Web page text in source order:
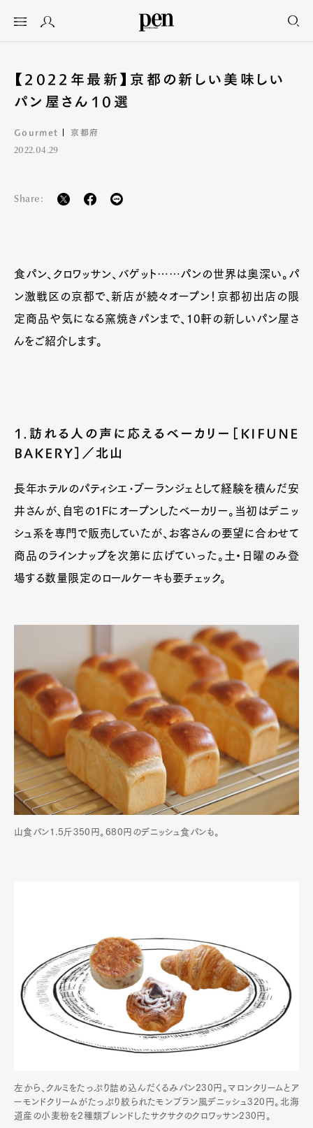
【2022年最新】京都の新しい美味しい
パン屋さん10選
Gourmet 京都府
2022.04.29
Share:
食パン、クロワッサン、バゲット……パンの世界は奥深い。パ
ン激戦区の京都で、新店が続々オープン！京都初出店の限
定商品や気になる窯焼きパンまで、10軒の新しいパン屋さ
んをご紹介します。
1.訪れる人の声に応えるベーカリー［KIFUNE
BAKERY］／北山
長年ホテルのパティシエ･ブーランジェとして経験を積んだ安
井さんが、自宅の1Fにオープンしたベーカリー。当初はデニッ
シュ系を専門で販売していたが、お客さんの要望に合わせて
商品のラインナップを次第に広げていった。土・日曜のみ登
場する数量限定のロールケーキも要チェック。
山食パン1.5斤350円。680円のデニッシュ食パンも。
左から、クルミをたっぷり詰め込んだくるみパン230円。マロンクリームとア
ーモンドクリームがたっぷり絞られたモンブラン風デニッシュ320円。北海
道産の小麦粉を2種類ブレンドしたサクサクのクロワッサン230円。